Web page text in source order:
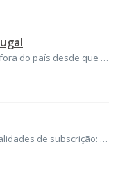
Poderás utilizar a tua subscrição fora do país desde que a tenhas adquirido em Portugal, te encontres dentro da União Europeia e o acesso seja temporário. N...
Na Filmin dispomos de duas modalidades de subscrição: a mensal e a anual. A mensal tem um preço de 6,95€ por mês e a anual um preço de 55€ por ano, num únic...